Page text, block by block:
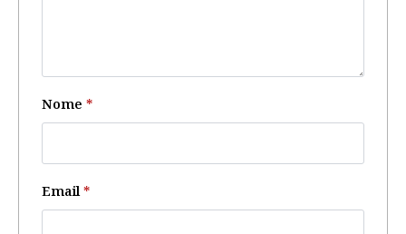
Nome *
Email *